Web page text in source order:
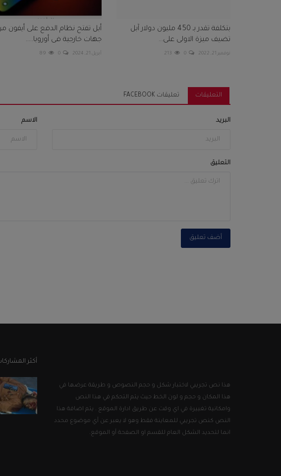
بتكلفة تقدر بـ 450 مليون دولار آبل
تضيف ميزة الاولى على...
نوفمبر 21, 2022 0
213
أبل تفتح نظام الدفع على أيفون
جهات خارجية فى أوروبا.....
أبريل 21, 2024 0
89
التعليقات تعليقات FACEBOOK
الاسم البريد
التعليق
أضف تعليق
هذا نص تجريبي لاختبار شكل و حجم النصوص و طريقة عرضها في
هذا المكان و حجم و لون الخط حيث يتم التحكم في هذا النص
وامكانية تغييرة في اي وقت عن طريق ادارة الموقع . يتم اضافة هذا
النص كنص تجريبي للمعاينة فقط وهو لا يعبر عن أي موضوع محدد
انما لتحديد الشكل العام للقسم او الصفحة أو الموقع.
أكثر